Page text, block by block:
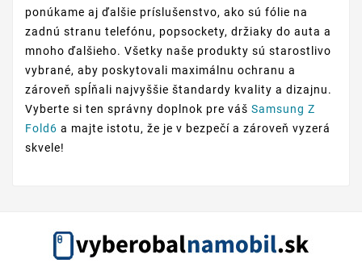
ponúkame aj ďalšie príslušenstvo, ako sú fólie na
zadnú stranu telefónu, popsockety, držiaky do auta a
mnoho ďalšieho. Všetky naše produkty sú starostlivo
vybrané, aby poskytovali maximálnu ochranu a
zároveň spĺňali najvyššie štandardy kvality a dizajnu.
Vyberte si ten správny doplnok pre váš Samsung Z
Fold6 a majte istotu, že je v bezpečí a zároveň vyzerá
skvele!